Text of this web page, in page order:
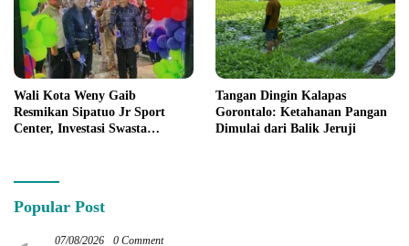
Wali Kota Weny Gaib
Resmikan Sipatuo Jr Sport
Center, Investasi Swasta
Tangan Dingin Kalapas
Gorontalo: Ketahanan Pangan
Dimulai dari Balik Jeruji
Popular Post
07/08/2026 0 Comment